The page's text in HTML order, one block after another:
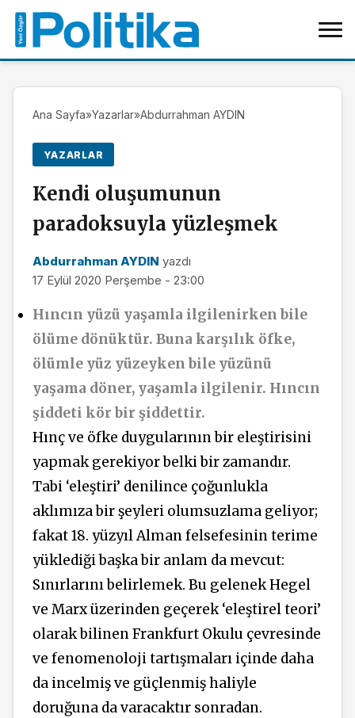
Ana Sayfa»Yazarlar»Abdurrahman AYDIN
YAZARLAR
Kendi oluşumunun
paradoksuyla yüzleşmek
Abdurrahman AYDIN yazdı
17 Eylül 2020 Perşembe - 23:00
Hıncın yüzü yaşamla ilgilenirken bile
ölüme dönüktür. Buna karşılık öfke,
ölümle yüz yüzeyken bile yüzünü
yaşama döner, yaşamla ilgilenir. Hıncın
şiddeti kör bir şiddettir.
Hınç ve öfke duygularının bir eleştirisini
yapmak gerekiyor belki bir zamandır.
Tabi ‘eleştiri’ denilince çoğunlukla
aklımıza bir şeyleri olumsuzlama geliyor;
fakat 18. yüzyıl Alman felsefesinin terime
yüklediği başka bir anlam da mevcut:
Sınırlarını belirlemek. Bu gelenek Hegel
ve Marx üzerinden geçerek ‘eleştirel teori’
olarak bilinen Frankfurt Okulu çevresinde
ve fenomenoloji tartışmaları içinde daha
da incelmiş ve güçlenmiş haliyle
doruğuna da varacaktır sonradan.